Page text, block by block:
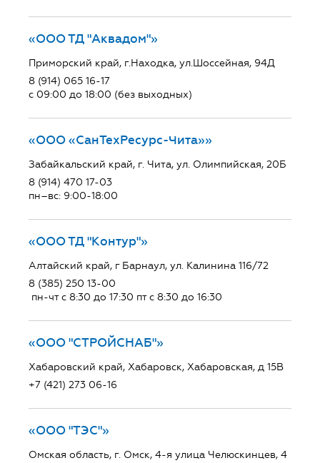
«ООО ТД "Аквадом"»
Приморский край, г.Находка, ул.Шоссейная, 94Д
8 (914) 065 16-17
с 09:00 до 18:00 (без выходных)
«ООО «СанТехРесурс-Чита»»
Забайкальский край, г. Чита, ул. Олимпийская, 20Б
8 (914) 470 17-03
пн–вс: 9:00-18:00
«ООО ТД "Контур"»
Алтайский край, г Барнаул, ул. Калинина 116/72
8 (385) 250 13-00
пн-чт с 8:30 до 17:30 пт с 8:30 до 16:30
«ООО "СТРОЙСНАБ"»
Хабаровский край, Хабаровск, Хабаровская, д 15В
+7 (421) 273 06-16
«ООО "ТЭС"»
Омская область, г. Омск, 4-я улица Челюскинцев, 4